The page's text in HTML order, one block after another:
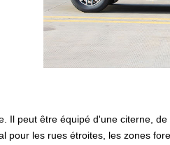
Il peut être équipé d'une citerne,
pour les rues étroites, les zones